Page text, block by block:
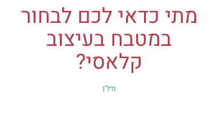
מתי כדאי לכם לבחור
במטבח בעיצוב
קלאסי?
נדל"ן